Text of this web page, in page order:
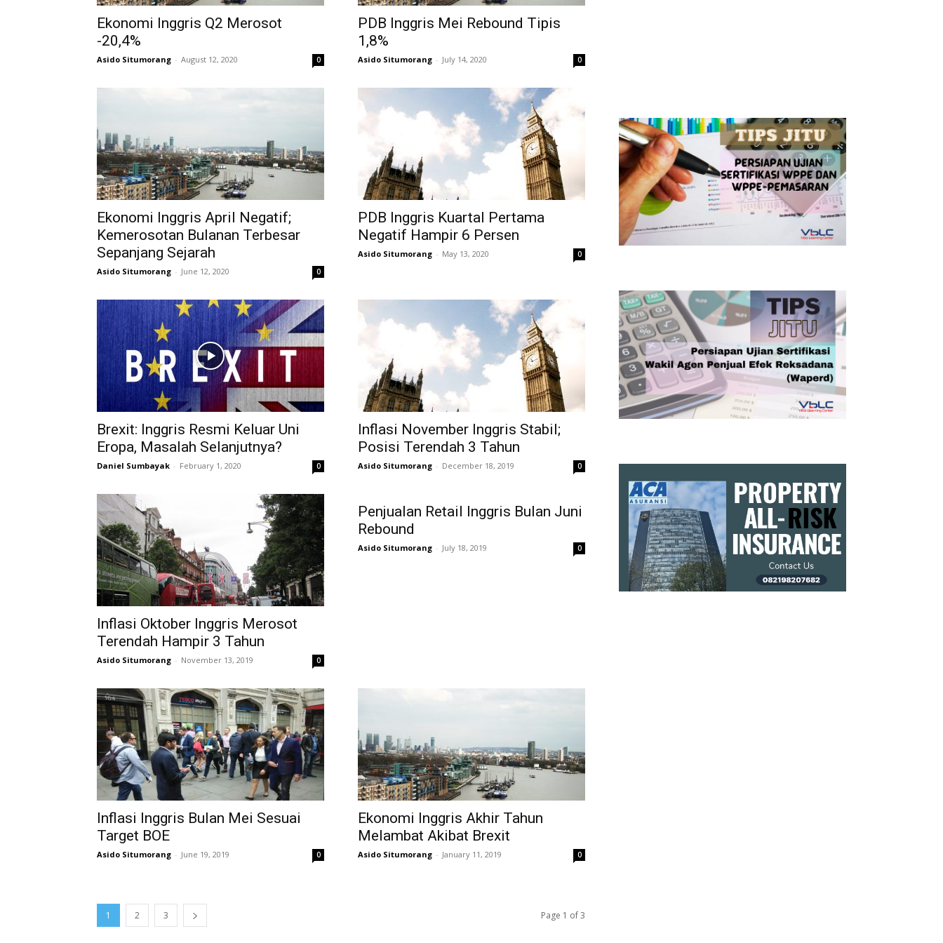
Ekonomi Inggris Q2 Merosot
-20,4%
Asido Situmorang - August 12, 2020 0
PDB Inggris Mei Rebound Tipis
1,8%
Asido Situmorang - July 14, 2020 0
Ekonomi Inggris April Negatif;
Kemerosotan Bulanan Terbesar
Sepanjang Sejarah
Asido Situmorang - June 12, 2020 0
PDB Inggris Kuartal Pertama
Negatif Hampir 6 Persen
Asido Situmorang - May 13, 2020 0
Brexit: Inggris Resmi Keluar Uni
Eropa, Masalah Selanjutnya?
Daniel Sumbayak - February 1, 2020 0
Inflasi November Inggris Stabil;
Posisi Terendah 3 Tahun
Asido Situmorang - December 18, 2019 0
Inflasi Oktober Inggris Merosot
Terendah Hampir 3 Tahun
Asido Situmorang - November 13, 2019 0
Penjualan Retail Inggris Bulan Juni
Rebound
Asido Situmorang - July 18, 2019 0
Inflasi Inggris Bulan Mei Sesuai
Target BOE
Asido Situmorang - June 19, 2019 0
Ekonomi Inggris Akhir Tahun
Melambat Akibat Brexit
Asido Situmorang - January 11, 2019 0
1 2 3 Page 1 of 3